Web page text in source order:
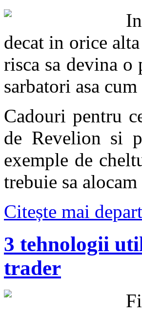
decat in orice
risca sa devina o
sarbatori asa
Cadouri pentru
de Revelion si
exemple de
trebuie sa
Citește mai
3 tehnologii
trader